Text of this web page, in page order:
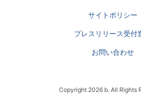
サイトポリシー
プレスリリース受付
お問い合わせ
Copyright 2026 b. All Rights